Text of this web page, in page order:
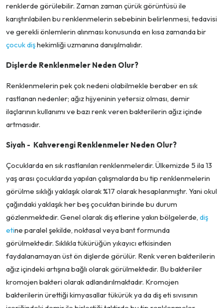
renklerde görülebilir. Zaman zaman çürük görüntüsü ile
karıştırılabilen bu renklenmelerin sebebinin belirlenmesi, tedavisi
ve gerekli önlemlerin alınması konusunda en kısa zamanda bir
çocuk dişhekimliği uzmanına danışılmalıdır.
Dişlerde Renklenmeler Neden Olur?
Renklenmelerin pek çok nedeni olabilmekle beraber en sık
rastlanan nedenler; ağız hijyeninin yetersiz olması, demir
ilaçlarının kullanımı ve bazı renk veren bakterilerin ağız içinde
artmasıdır.
Siyah - Kahverengi Renklenmeler Neden Olur?
Çocuklarda en sık rastlanılan renklenmelerdir. Ülkemizde 5 ila 13
yaş arası çocuklarda yapılan çalışmalarda bu tip renklenmelerin
görülme sıklığı yaklaşık olarak %17 olarak hesaplanmıştır. Yani okul
çağındaki yaklaşık her beş çocuktan birinde bu durum
gözlenmektedir. Genel olarak diş etlerine yakın bölgelerde, diş
etine paralel şekilde, noktasal veya bant formunda
görülmektedir. Sıklıkla tükürüğün yıkayıcı etkisinden
faydalanamayan üst ön dişlerde görülür. Renk veren bakterilerin
ağız içindeki artışına bağlı olarak görülmektedir. Bu bakteriler
kromojen bakteri olarak adlandırılmaktadır. Kromojen
bakterilerin ürettiği kimyasallar tükürük ya da diş eti sıvısının